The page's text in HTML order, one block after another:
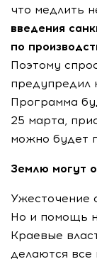
что медлить
введения
по
Поэтому
предупредил
Программа
25 марта,
можно будет
Землю могут
Ужесточение
Но и помощь
Краевые
делаются все